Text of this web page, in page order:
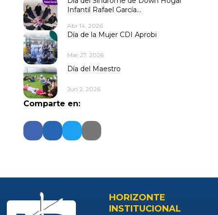
Infantil Rafael García...
Abr 14, 2026
Día de la Mujer CDI Aprobi
Mar 27, 2026
Día del Maestro
Jun 2, 2026
Comparte en:
HORIZONTE
INSTITUCIONAL